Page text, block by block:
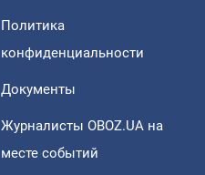
Политика
конфиденциальности
Документы
Журналисты OBOZ.UA на
месте событий